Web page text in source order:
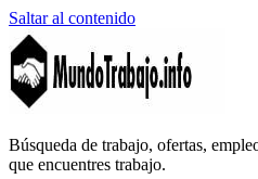
Saltar al contenido
MundoTrabajo.info
Búsqueda de trabajo, ofertas,
que encuentres trabajo.